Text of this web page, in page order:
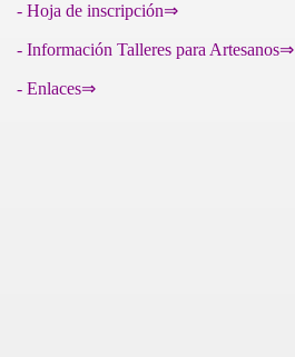
- Hoja de inscripción⇒
- Información Talleres para Artesanos⇒
- Enlaces⇒